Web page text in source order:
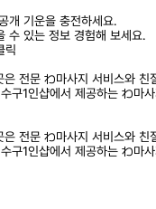
개 기운을 충전하세요.
수 있는 정보 경험해 보세요.
릭
전문 わ마사지 서비스와
구1인샵에서 제공하는 わ
전문 わ마사지 서비스와
구1인샵에서 제공하는 わ